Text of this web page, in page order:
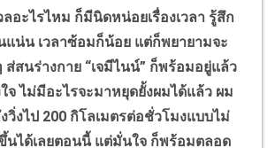
ะไรไหม ก็มีนิดหน่อยเรื่องเวลา รู้สึก
แน่น เวลาซ้อมก็น้อย แต่ก็พยายามจะ
ส่สนร่างกาย “เจมีไนน์” ก็พร้อมอยู่แล้ว
จ ไม่มีอะไรจะมาหยุดยั้งผมได้แล้ว ผม
วิ่งไป 200 กิโลเมตรต่อชั่วโมงแบบไม่
นได้เลยตอนนี้ แต่มั่นใจ ก็พร้อมตลอด